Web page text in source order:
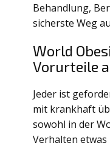
Behandlung,
sicherste Weg
World
Vorurteile
Jeder ist
mit krankhaft
sowohl in der
Verhalten